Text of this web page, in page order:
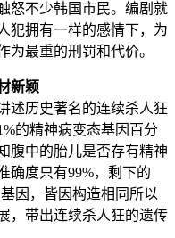
怒不少韩国市民。编剧就
犯拥有一样的感情下，为
为最重的刑罚和代价。
新颖
述历史著名的连续杀人狂
的精神病变态基因百分
腹中的胎儿是否存有精神
确度只有99%，剩下的
因，皆因构造相同所以
，带出连续杀人狂的遗传